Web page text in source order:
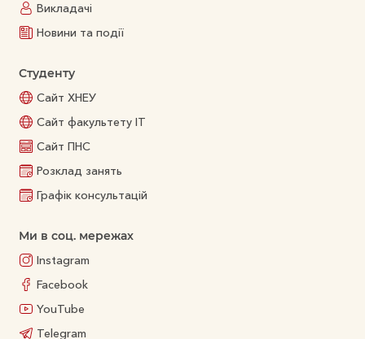
Викладачі
Новини та події
Студенту
Сайт ХНЕУ
Сайт факультету ІТ
Сайт ПНС
Розклад занять
Графік консультацій
Ми в соц. мережах
Instagram
Facebook
YouTube
Telegram